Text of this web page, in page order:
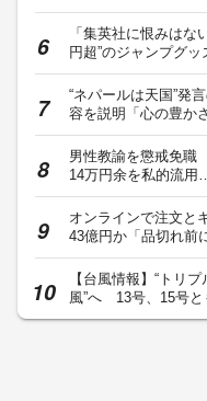
「集英社に恨みはな
円超”のジャンプグッ
“ネパールは天国”発
容を説明「心の豊か
男性教諭を懲戒免
14万円余を私的流用
オンラインで注文
43億円か「品切れ前
【台風情報】“トリ
風”へ 13号、15号と